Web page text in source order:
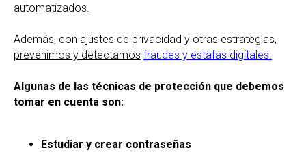
automatizados.
Además, con ajustes de privacidad y otras estrategias,
prevenimos y detectamos fraudes y estafas digitales.
Algunas de las técnicas de protección que debemos
tomar en cuenta son:
Estudiar y crear contraseñas